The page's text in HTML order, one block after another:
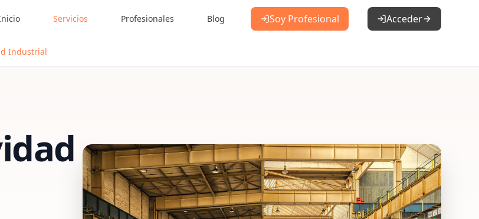
Servicios Profesionales Blog Soy Profesional Acceder
Industrial